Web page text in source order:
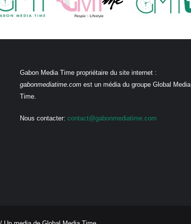
Gabon Media Time propriétaire du site internet :
gabonmediatime.comest un média du groupe Global Media
Time.
Nous contacter: contact@gabonmediatime.com